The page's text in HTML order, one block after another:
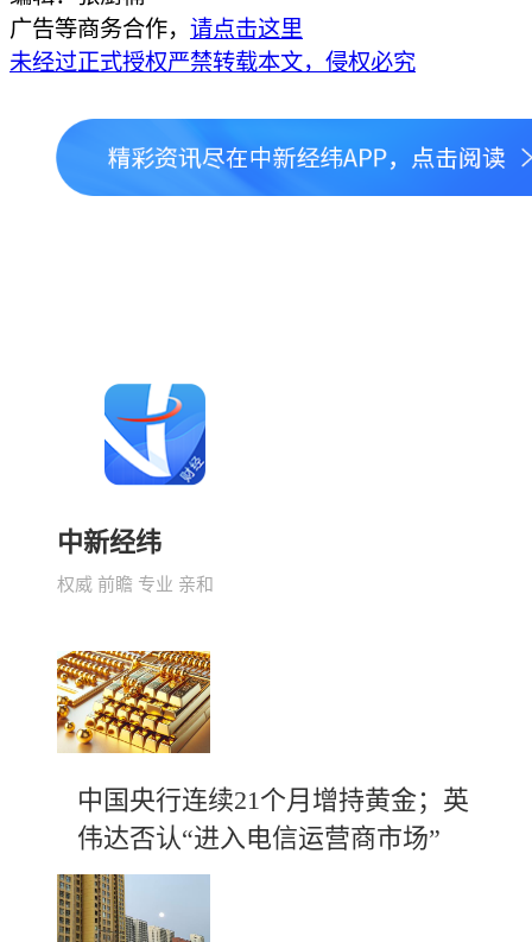
广告等商务合作， 请点击这里
未经过正式授权严禁转载本文，侵权必究
中新经纬
权威 前瞻 专业 亲和
中国央行连续21个月增持黄金；英
伟达否认“进入电信运营商市场”